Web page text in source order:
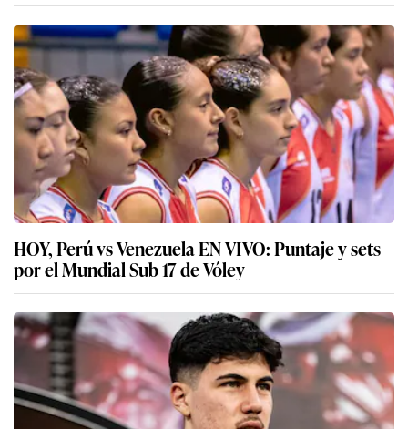
HOY, Perú vs Venezuela EN VIVO: Puntaje y sets
por el Mundial Sub 17 de Vóley